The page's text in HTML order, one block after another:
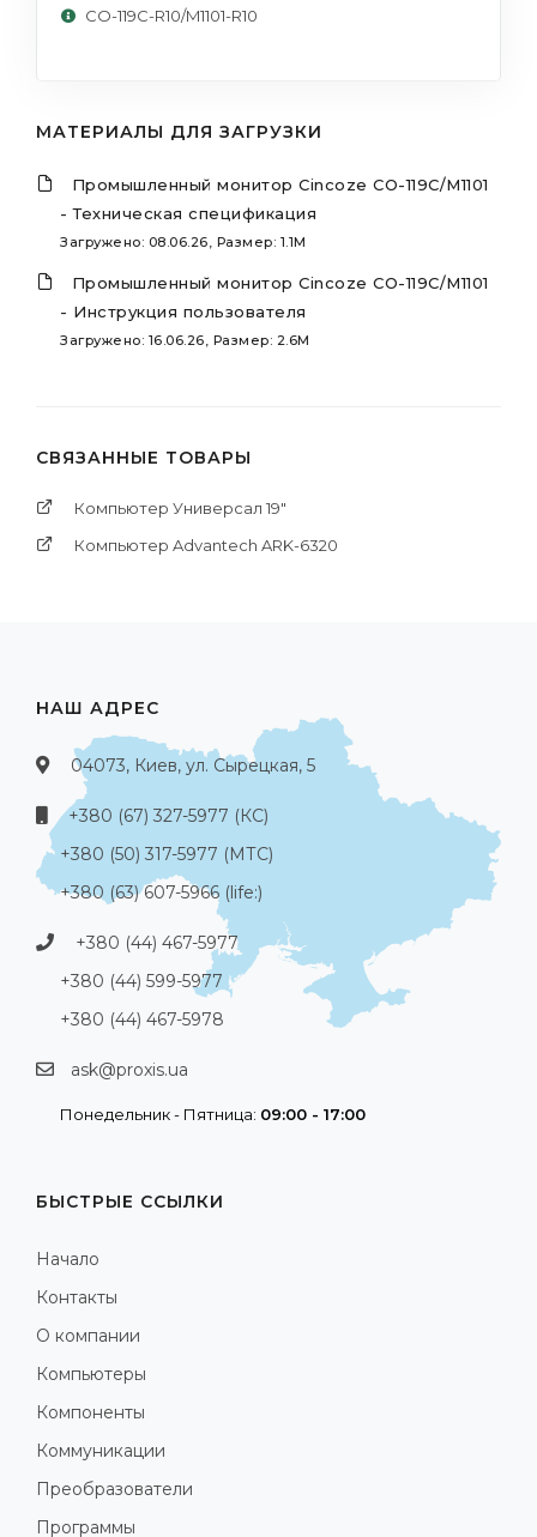
CO-119C-R10/M1101-R10
МАТЕРИАЛЫ ДЛЯ ЗАГРУЗКИ
Промышленный монитор Cincoze CO-119C/M1101
- Техническая спецификация
Загружено: 08.06.26, Размер: 1.1M
Промышленный монитор Cincoze CO-119C/M1101
- Инструкция пользователя
Загружено: 16.06.26, Размер: 2.6M
СВЯЗАННЫЕ ТОВАРЫ
Компьютер Универсал 19"
Компьютер Advantech ARK-6320
НАШ АДРЕС
04073, Киев, ул. Сырецкая, 5
+380 (67) 327-5977 (КС)
+380 (50) 317-5977 (МТС)
+380 (63) 607-5966 (life:)
+380 (44) 467-5977
+380 (44) 599-5977
+380 (44) 467-5978
ask@proxis.ua
Понедельник - Пятница: 09:00 - 17:00
БЫСТРЫЕ ССЫЛКИ
Начало
Контакты
О компании
Компьютеры
Компоненты
Коммуникации
Преобразователи
Программы